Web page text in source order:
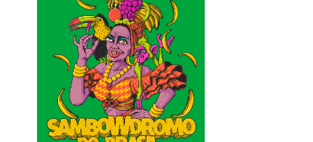
elrow News
Síguenos en tiktok
Síguenos en facebook
Síguenos en instagram
Síguenos en twitter
Síguenos en linkedin
Síguenos en youtube
Política de Privacidad
Política de Cookies